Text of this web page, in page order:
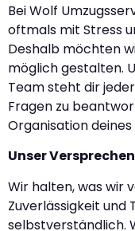
Bei Wolf
oftmals mit Stress
Deshalb möchten
möglich gestalten.
Team steht dir
Fragen zu
Organisation
Unser
Wir halten, was wir
Zuverlässigkeit und
selbstverständlich.